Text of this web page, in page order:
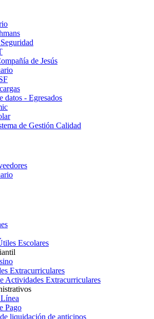
de Jesús
datos - Egresados
de Gestión Calidad
Escolares
Extracurriculares
Actividades Extracurriculares
Pago
liquidación de anticipos